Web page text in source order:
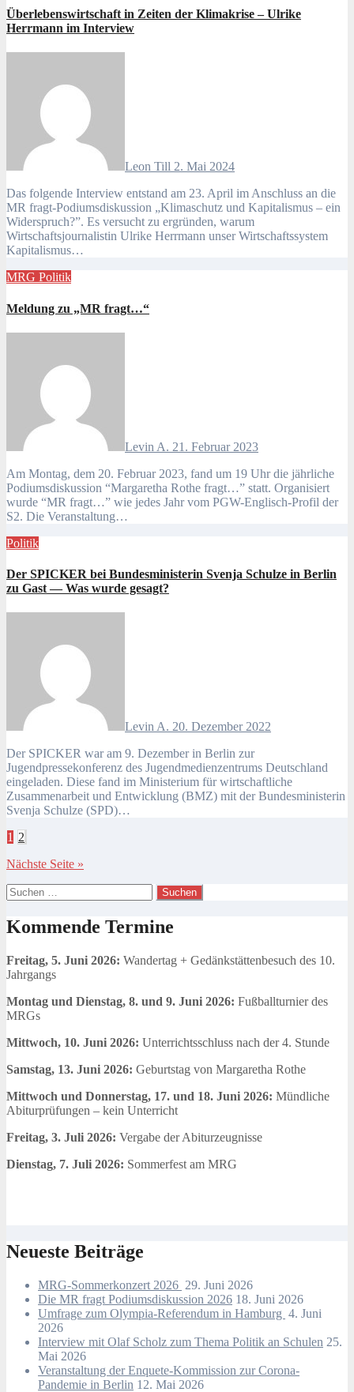
Überlebenswirtschaft in Zeiten der Klimakrise – Ulrike
Herrmann im Interview
Leon Till 2. Mai 2024
Das folgende Interview entstand am 23. April im Anschluss an die
MR fragt-Podiumsdiskussion „Klimaschutz und Kapitalismus – ein
Widerspruch?”. Es versucht zu ergründen, warum
Wirtschaftsjournalistin Ulrike Herrmann unser Wirtschaftssystem
Kapitalismus…
MRG Politik
Meldung zu „MR fragt…“
Levin A. 21. Februar 2023
Am Montag, dem 20. Februar 2023, fand um 19 Uhr die jährliche
Podiumsdiskussion “Margaretha Rothe fragt…” statt. Organisiert
wurde “MR fragt…” wie jedes Jahr vom PGW-Englisch-Profil der
S2. Die Veranstaltung…
Politik
Der SPICKER bei Bundesministerin Svenja Schulze in Berlin
zu Gast — Was wurde gesagt?
Levin A. 20. Dezember 2022
Der SPICKER war am 9. Dezember in Berlin zur
Jugendpressekonferenz des Jugendmedienzentrums Deutschland
eingeladen. Diese fand im Ministerium für wirtschaftliche
Zusammenarbeit und Entwicklung (BMZ) mit der Bundesministerin
Svenja Schulze (SPD)…
Beitragsnavigation
1 2
Nächste Seite »
Suchen
nach:
Kommende Termine
Freitag, 5. Juni 2026: Wandertag + Gedänkstättenbesuch des 10.
Jahrgangs
Montag und Dienstag, 8. und 9. Juni 2026: Fußballturnier des
MRGs
Mittwoch, 10. Juni 2026: Unterrichtsschluss nach der 4. Stunde
Samstag, 13. Juni 2026: Geburtstag von Margaretha Rothe
Mittwoch und Donnerstag, 17. und 18. Juni 2026: Mündliche
Abiturprüfungen – kein Unterricht
Freitag, 3. Juli 2026: Vergabe der Abiturzeugnisse
Dienstag, 7. Juli 2026: Sommerfest am MRG
Neueste Beiträge
MRG-Sommerkonzert 2026 29. Juni 2026
Die MR fragt Podiumsdiskussion 2026 18. Juni 2026
Umfrage zum Olympia-Referendum in Hamburg 4. Juni
2026
Interview mit Olaf Scholz zum Thema Politik an Schulen 25.
Mai 2026
Veranstaltung der Enquete-Kommission zur Corona-
Pandemie in Berlin 12. Mai 2026